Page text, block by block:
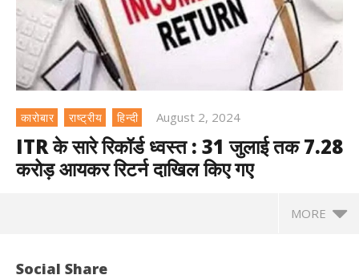
कारोबार राष्ट्रीय हिन्दी August 2, 2024
ITR के सारे रिकॉर्ड ध्वस्त : 31 जुलाई तक 7.28
करोड़ आयकर रिटर्न दाखिल किए गए
MORE
Social Share